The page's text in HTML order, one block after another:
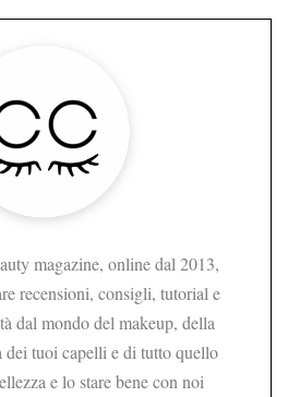
magazine, online dal 2013,
recensioni, consigli, tutorial e
dal mondo del makeup, della
dei tuoi capelli e di tutto quello
e lo stare bene con noi